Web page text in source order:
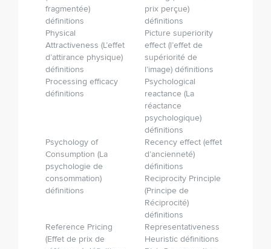
fragmentée)
définitions
prix perçue)
définitions
Physical
Attractiveness (L’effet
d’attirance physique)
définitions
Picture superiority
effect (l’effet de
supériorité de
l’image) définitions
Processing efficacy
définitions
Psychological
reactance (La
réactance
psychologique)
définitions
Psychology of
Consumption (La
psychologie de
consommation)
définitions
Recency effect (effet
d’ancienneté)
définitions
Reciprocity Principle
(Principe de
Réciprocité)
définitions
Reference Pricing
(Effet de prix de
Representativeness
Heuristic définitions